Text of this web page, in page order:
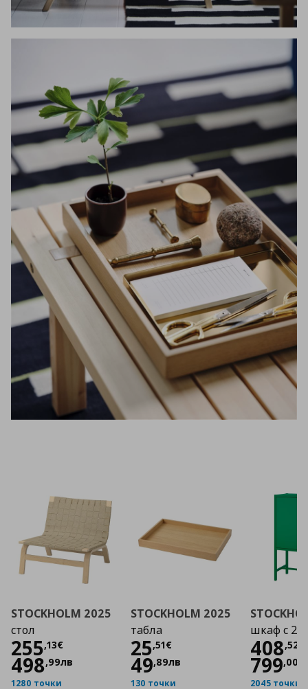
STOCKHOLM 2025
стол
255,13€
Цена 255,13 €
498,99лв
1280 точки
STOCKHOLM 2025
табла
25,51€
Цена
49,89лв
130 точки
шкаф с 2
408,52
Цена
799,00
2045 точки